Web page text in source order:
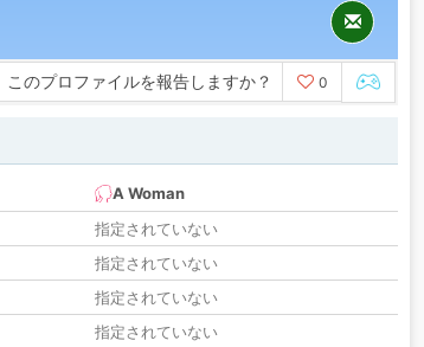
このプロファイルを報告しますか？ 0
A Woman
指定されていない
指定されていない
指定されていない
指定されていない